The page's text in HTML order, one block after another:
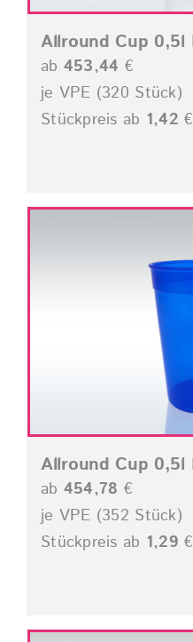
Allround Cup 0,5l
ab 453,44 €
je VPE (320 Stück)
Stückpreis ab 1,42 €
Allround Cup 0,5l
ab 454,78 €
je VPE (352 Stück)
Stückpreis ab 1,29 €